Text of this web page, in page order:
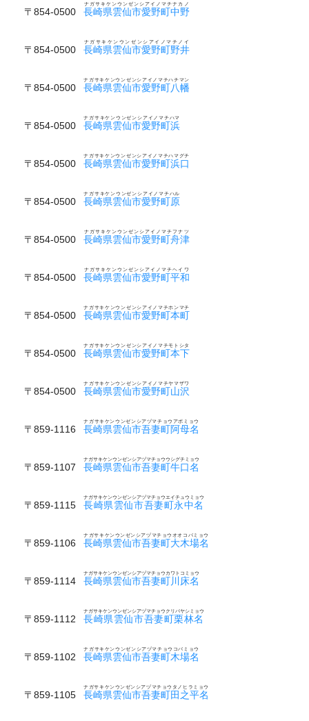
〒854-0500 長崎県雲仙市愛野町中野
ナガサキケンウンゼンシアイノマチナカノ
〒854-0500 長崎県雲仙市愛野町野井
ナガサキケンウンゼンシアイノマチノイ
〒854-0500 長崎県雲仙市愛野町八幡
ナガサキケンウンゼンシアイノマチハチマン
〒854-0500 長崎県雲仙市愛野町浜
ナガサキケンウンゼンシアイノマチハマ
〒854-0500 長崎県雲仙市愛野町浜口
ナガサキケンウンゼンシアイノマチハマグチ
〒854-0500 長崎県雲仙市愛野町原
ナガサキケンウンゼンシアイノマチハル
〒854-0500 長崎県雲仙市愛野町舟津
ナガサキケンウンゼンシアイノマチフナツ
〒854-0500 長崎県雲仙市愛野町平和
ナガサキケンウンゼンシアイノマチヘイワ
〒854-0500 長崎県雲仙市愛野町本町
ナガサキケンウンゼンシアイノマチホンマチ
〒854-0500 長崎県雲仙市愛野町本下
ナガサキケンウンゼンシアイノマチモトシタ
〒854-0500 長崎県雲仙市愛野町山沢
ナガサキケンウンゼンシアイノマチヤマザワ
〒859-1116 長崎県雲仙市吾妻町阿母名
ナガサキケンウンゼンシアヅマチョウアボミョウ
〒859-1107 長崎県雲仙市吾妻町牛口名
ナガサキケンウンゼンシアヅマチョウウシグチミョウ
〒859-1115 長崎県雲仙市吾妻町永中名
ナガサキケンウンゼンシアヅマチョウエイチュウミョウ
〒859-1106 長崎県雲仙市吾妻町大木場名
ナガサキケンウンゼンシアヅマチョウオオコバミョウ
〒859-1114 長崎県雲仙市吾妻町川床名
ナガサキケンウンゼンシアヅマチョウカワトコミョウ
〒859-1112 長崎県雲仙市吾妻町栗林名
ナガサキケンウンゼンシアヅマチョウクリバヤシミョウ
〒859-1102 長崎県雲仙市吾妻町木場名
ナガサキケンウンゼンシアヅマチョウコバミョウ
〒859-1105 長崎県雲仙市吾妻町田之平名
ナガサキケンウンゼンシアヅマチョウタノヒラミョウ